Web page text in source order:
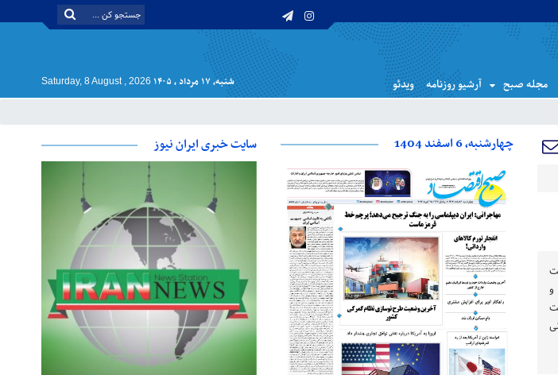
مجله صبح آرشیو روزنامه ویدئو شنبه, ۱۷ مرداد , ۱۴۰۵ Saturday, 8 August , 2026
در صنعت
و
چهارشنبه، 6 اسفند 1404 سایت خبری ایران نیوز